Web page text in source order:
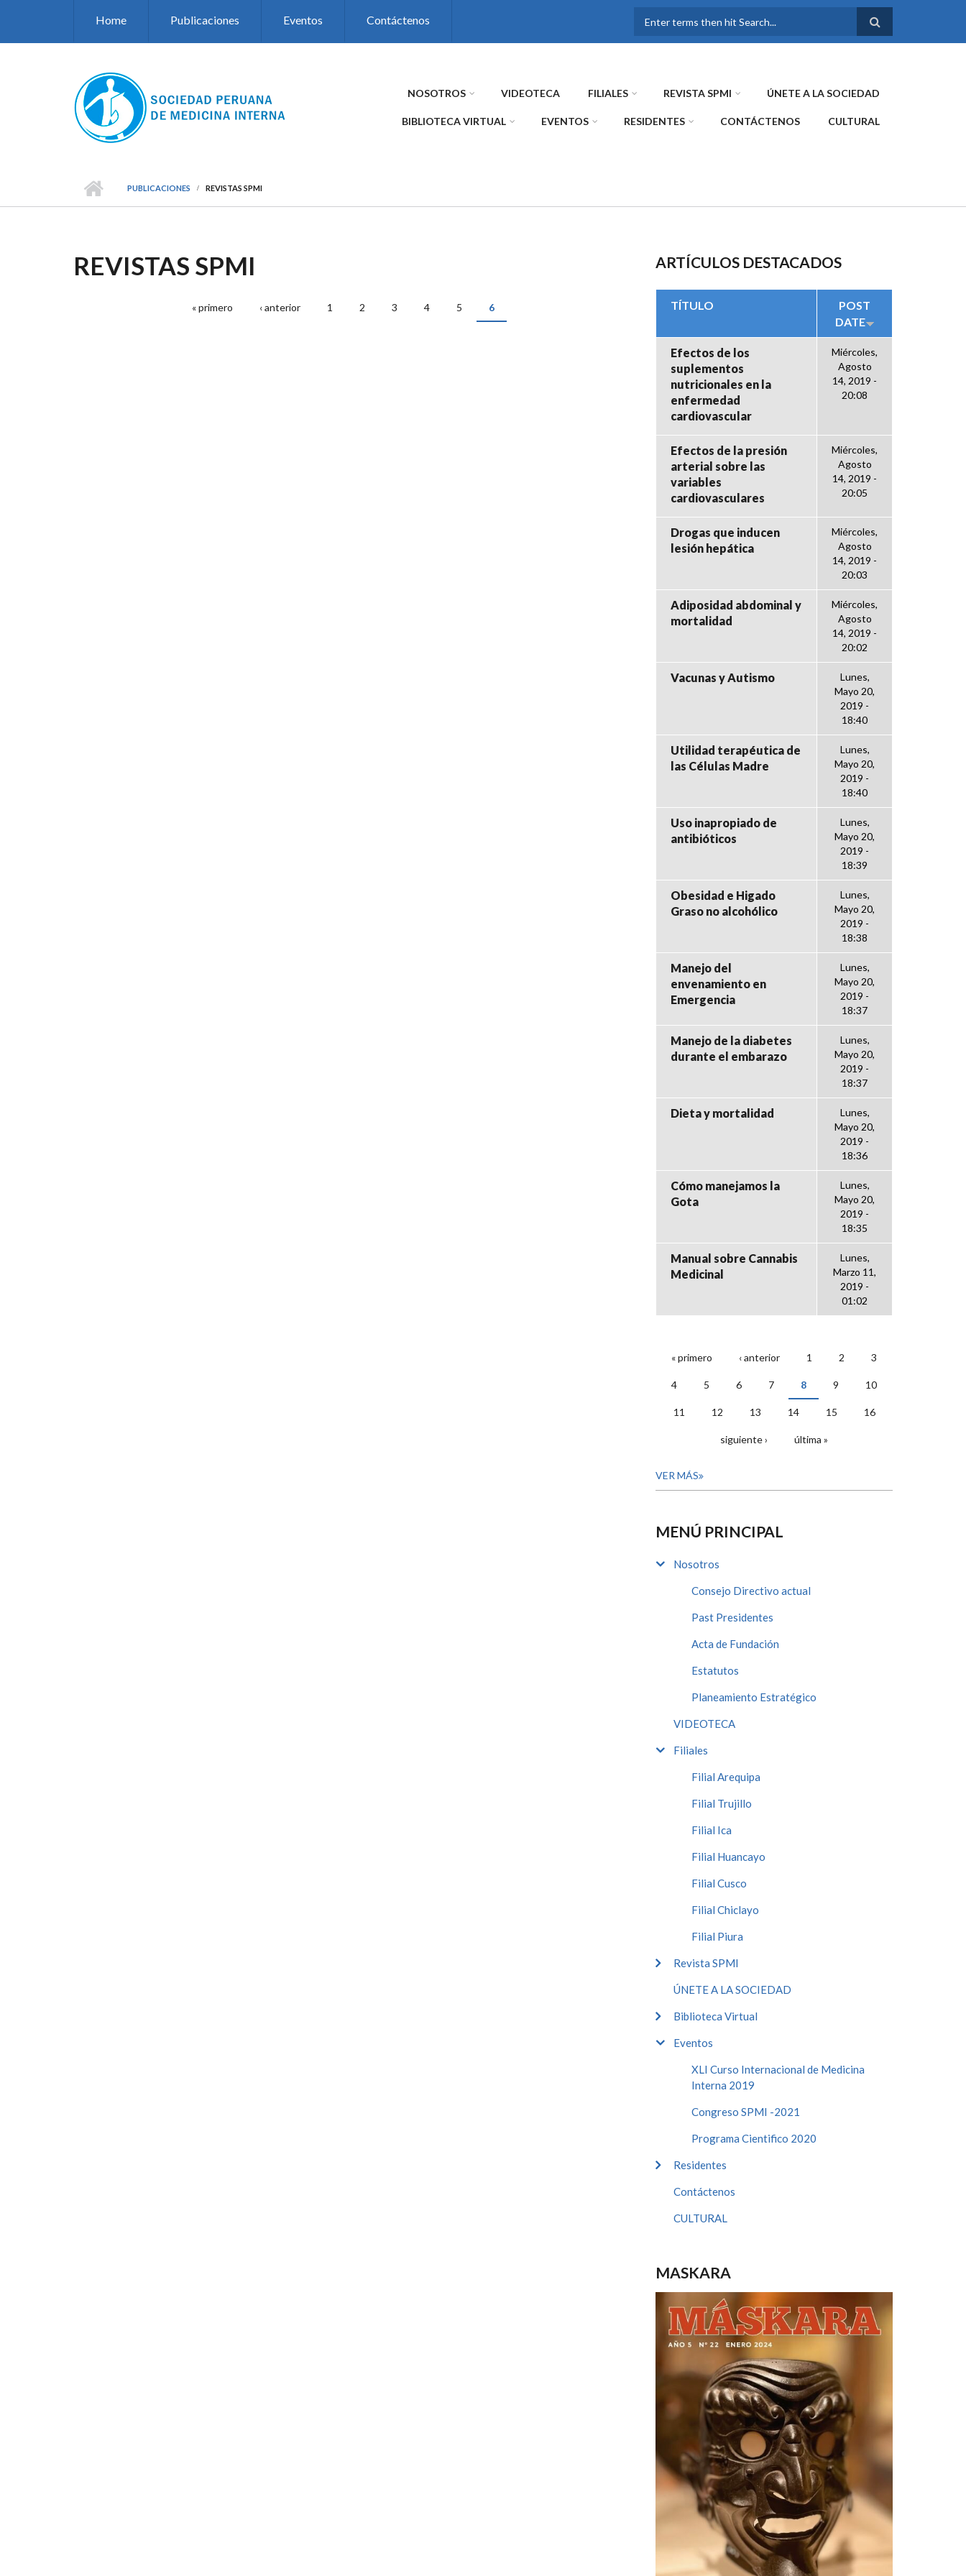
Home Publicaciones Eventos Contáctenos
FORMULARIO DE
NOSOTROS VIDEOTECA FILIALES REVISTA SPMI ÚNETE A LA SOCIEDAD
BIBLIOTECA VIRTUAL EVENTOS RESIDENTES CONTÁCTENOS CULTURAL
PUBLICACIONES REVISTAS SPMI
REVISTAS SPMI
« primero ‹ anterior 1 2 3 4 5 6
ARTÍCULOS DESTACADOS
TÍTULO
POST
DATE
Efectos de los
suplementos
nutricionales en la
enfermedad
cardiovascular
Miércoles,
Agosto
14, 2019 -
20:08
Efectos de la presión
arterial sobre las
variables
cardiovasculares
Miércoles,
Agosto
14, 2019 -
20:05
Drogas que inducen
lesión hepática
Miércoles,
Agosto
14, 2019 -
20:03
Adiposidad abdominal y
mortalidad
Miércoles,
Agosto
14, 2019 -
20:02
Vacunas y Autismo
Lunes,
Mayo 20,
2019 -
18:40
Utilidad terapéutica de
las Células Madre
Lunes,
Mayo 20,
2019 -
18:40
Uso inapropiado de
antibióticos
Lunes,
Mayo 20,
2019 -
18:39
Obesidad e Higado
Graso no alcohólico
Lunes,
Mayo 20,
2019 -
18:38
Manejo del
envenamiento en
Emergencia
Lunes,
Mayo 20,
2019 -
18:37
Manejo de la diabetes
durante el embarazo
Lunes,
Mayo 20,
2019 -
18:37
Dieta y mortalidad
Lunes,
Mayo 20,
2019 -
18:36
Cómo manejamos la
Gota
Lunes,
Mayo 20,
2019 -
18:35
Manual sobre Cannabis
Medicinal
Lunes,
Marzo 11,
2019 -
01:02
PÁGINAS
« primero ‹ anterior 1 2 3
4 5 6 7 8 9 10
11 12 13 14 15 16
siguiente › última »
VER MÁS
MENÚ PRINCIPAL
Nosotros
Consejo Directivo actual
Past Presidentes
Acta de Fundación
Estatutos
Planeamiento Estratégico
VIDEOTECA
Filiales
Filial Arequipa
Filial Trujillo
Filial Ica
Filial Huancayo
Filial Cusco
Filial Chiclayo
Filial Piura
Revista SPMI
ÚNETE A LA SOCIEDAD
Biblioteca Virtual
Eventos
XLI Curso Internacional de Medicina
Interna 2019
Congreso SPMI -2021
Programa Cientifico 2020
Residentes
Contáctenos
CULTURAL
MASKARA